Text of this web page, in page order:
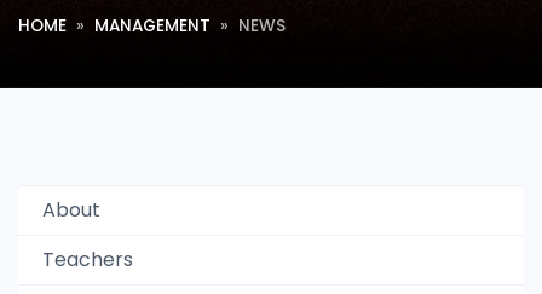
HOME MANAGEMENT NEWS
About
Teachers